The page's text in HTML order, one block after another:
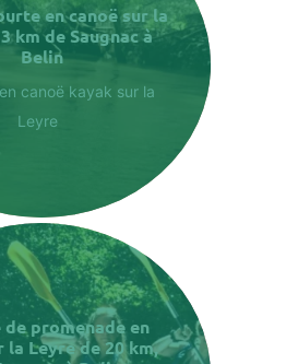
en canoë sur la
km de Saugnac à
Belin
canoë kayak sur la
Leyre
de promenade en
la Leyre de 20 km,